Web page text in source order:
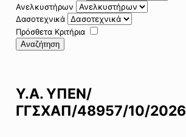
Ανελκυστήρων
Δασοτεχνικά
Πρόσθετα Κριτήρια
Αναζήτηση
Υ.Α. ΥΠΕΝ/
ΓΓΣΧΑΠ/48957/10/2026